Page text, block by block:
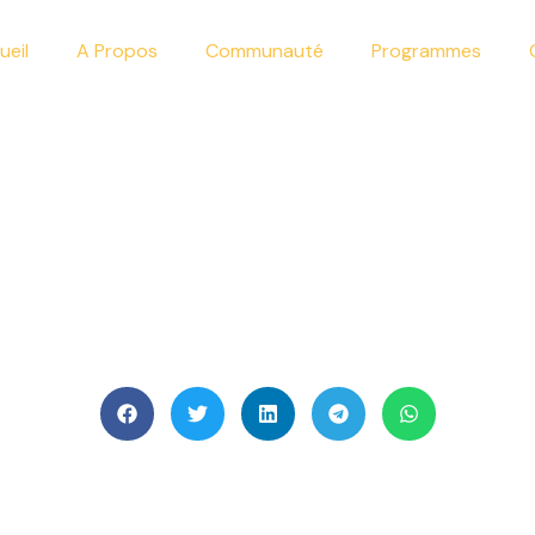
A Propos Communauté Programmes